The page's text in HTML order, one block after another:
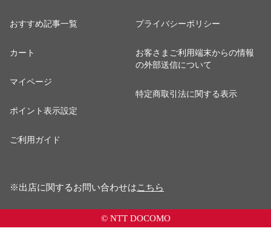
おすすめ記事一覧
カート
マイページ
ポイント表示設定
ご利用ガイド
プライバシーポリシー
お客さまご利用端末からの情報
の外部送信について
特定商取引法に関する表示
※出店に関するお問い合わせはこちら
© NTT DOCOMO